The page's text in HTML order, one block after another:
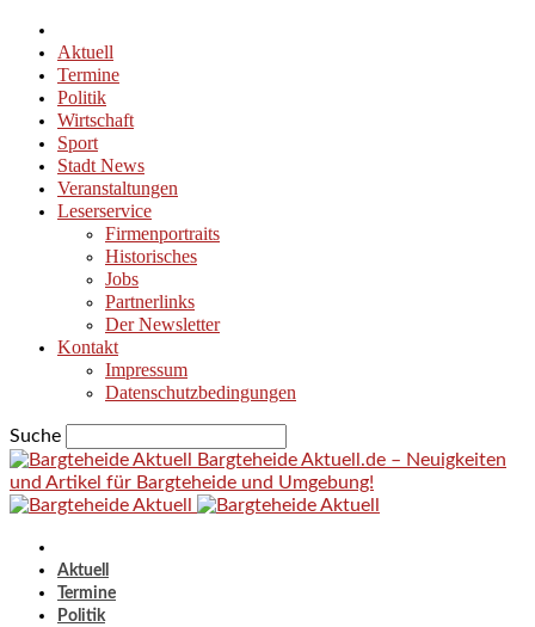
Aktuell
Termine
Politik
Wirtschaft
Sport
Stadt News
Veranstaltungen
Leserservice
Firmenportraits
Historisches
Jobs
Partnerlinks
Der Newsletter
Kontakt
Impressum
Datenschutzbedingungen
Suche
Bargteheide Aktuell.de – Neuigkeiten
und Artikel für Bargteheide und Umgebung!
Aktuell
Termine
Politik